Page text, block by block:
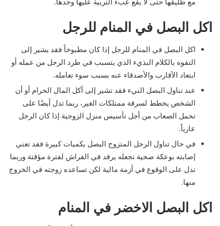
اكل البصل في المنام للرجل
اكل البصل في المنام للرجل إذا كان مطبوخاً فقد يشير إلى
التفوه بالكلام البذيء الذي يتسبب في طرد الرجل من عمله أو
ابتعاد الأقارب والأصدقاء عنه بسبب سوء تعامله.
عند تناول البصل النيء فقد تشير إلى أكل المال الحرام أو أن
الشخص يخطط لسرقة ممتلكات الغير، ربما تدل أيضًا على
تحمل الصعاب من أجل تأسيس منزل الزوجية إذا كان الرجل
عازباً.
في حال تناول الرجل المتزوج البصل بكميات كبيرة فقد تعني
إصابته بوعكة صحية تجعله يرقد في الفراش لفترة مؤقتة وربما
تدل على الوقوع في أزمة مالية لكن تساعده زوجته في الخروج
منها.
اكل البصل الاخضر في المنام